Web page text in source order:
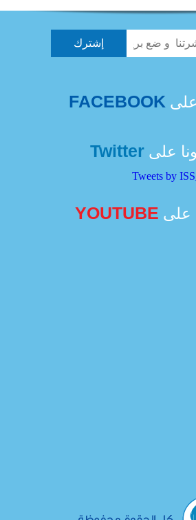
على FACEBOOK
علىTwitter
Tweets by
على YOUTUBE